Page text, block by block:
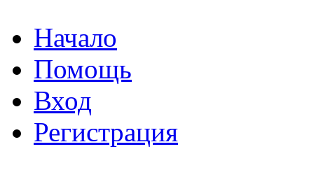
Начало
Помощь
Вход
Регистрация